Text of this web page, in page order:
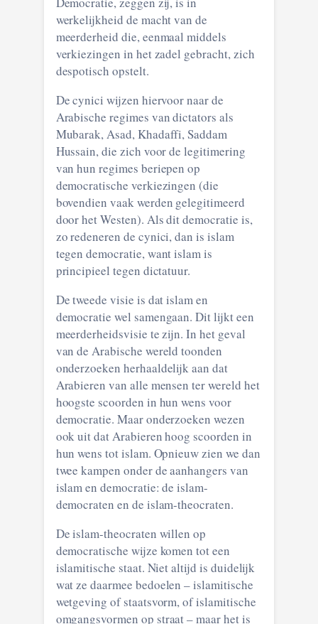
werkelijkheid de macht van de
meerderheid die, eenmaal middels
verkiezingen in het zadel gebracht, zich
despotisch opstelt.
De cynici wijzen hiervoor naar de
Arabische regimes van dictators als
Mubarak, Asad, Khadaffi, Saddam
Hussain, die zich voor de legitimering
van hun regimes beriepen op
democratische verkiezingen (die
bovendien vaak werden gelegitimeerd
door het Westen). Als dit democratie is,
zo redeneren de cynici, dan is islam
tegen democratie, want islam is
principieel tegen dictatuur.
De tweede visie is dat islam en
democratie wel samengaan. Dit lijkt een
meerderheidsvisie te zijn. In het geval
van de Arabische wereld toonden
onderzoeken herhaaldelijk aan dat
Arabieren van alle mensen ter wereld het
hoogste scoorden in hun wens voor
democratie. Maar onderzoeken wezen
ook uit dat Arabieren hoog scoorden in
hun wens tot islam. Opnieuw zien we dan
twee kampen onder de aanhangers van
islam en democratie: de islam-
democraten en de islam-theocraten.
De islam-theocraten willen op
democratische wijze komen tot een
islamitische staat. Niet altijd is duidelijk
wat ze daarmee bedoelen – islamitische
wetgeving of staatsvorm, of islamitische
omgangsvormen op straat – maar het is